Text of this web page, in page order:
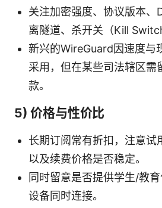
关注加密强度、协议版本、
离隧道、杀开关（Kill
新兴的WireGuard因速度与
采用，但在某些司法辖区需
款。
5) 价格与性价比
长期订阅常有折扣，注意试
以及续费价格是否稳定。
同时留意是否提供学生/教
设备同时连接。